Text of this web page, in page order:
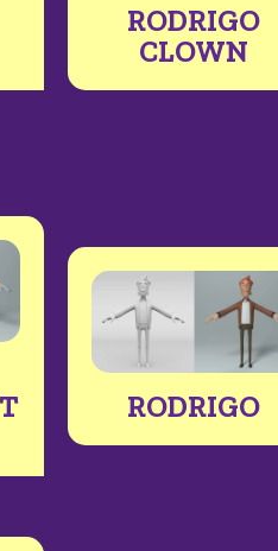
RODRIGO
CLOWN
RODRIGO